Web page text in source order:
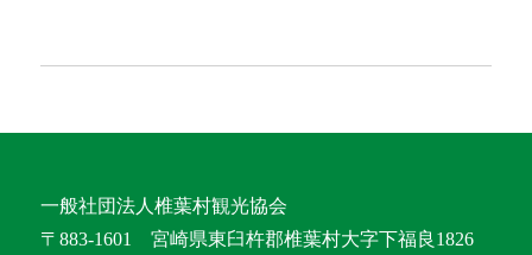
一般社団法人椎葉村観光協会
〒883-1601 宮崎県東臼杵郡椎葉村大字下福良1826